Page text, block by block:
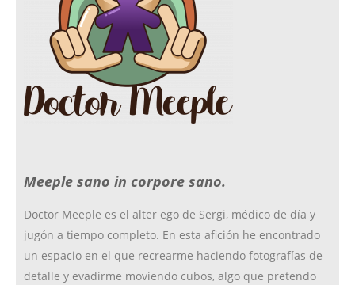
b
o
k
a
g
a
m
Meeple sano in corpore sano.
Doctor Meeple es el alter ego de Sergi, médico de día y
jugón a tiempo completo. En esta afición he encontrado
un espacio en el que recrearme haciendo fotografías de
detalle y evadirme moviendo cubos, algo que pretendo